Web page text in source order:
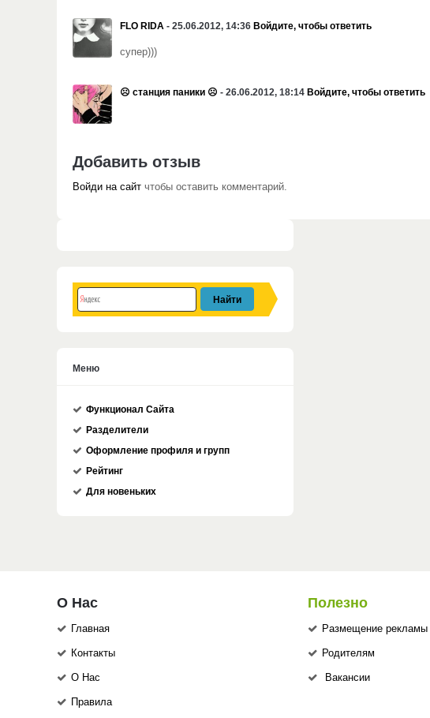
FLO RIDA - 25.06.2012, 14:36 Войдите, чтобы ответить
супер)))
☹ станция паники ☹ - 26.06.2012, 18:14 Войдите, чтобы ответить
Добавить отзыв
Войди на сайт чтобы оставить комментарий.
Меню
Функционал Сайта
Разделители
Оформление профиля и групп
Рейтинг
Для новеньких
О Нас
Главная
Контакты
О Нас
Правила
Полезно
Размещение рекламы
Родителям
Вакансии